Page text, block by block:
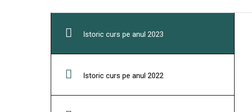
Istoric curs pe anul 2023
Istoric curs pe anul 2022